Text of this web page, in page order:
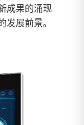
成果的涌现
展前景。